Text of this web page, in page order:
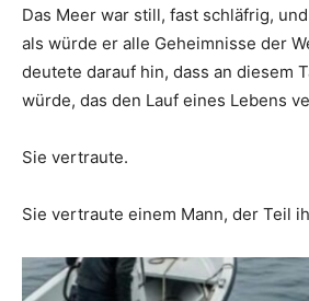
Das Meer war still, fast schläfrig,
als würde er alle Geheimnisse der
deutete darauf hin, dass an diesem
würde, das den Lauf eines Lebens
Sie vertraute.
Sie vertraute einem Mann, der Teil